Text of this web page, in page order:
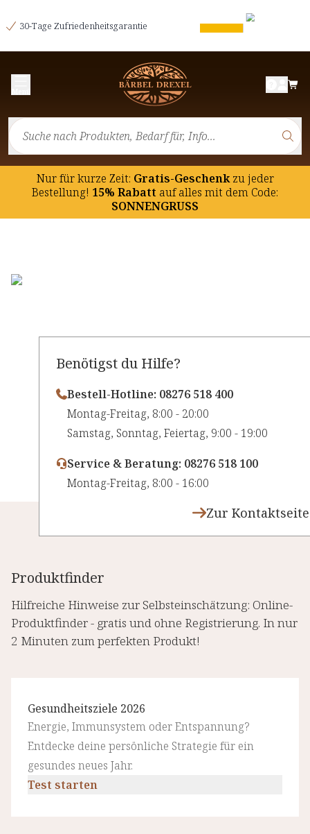
30-Tage Zufriedenheitsgarantie
Nur für kurze Zeit: Gratis-Geschenkzu jeder
Bestellung! 15% Rabatt auf alles mit dem Code:
SONNENGRUSS
Benötigst du Hilfe?
Bestell-Hotline: 08276 518 400
⁠Montag-Freitag, 8:00 - 20:00
⁠Samstag, Sonntag, Feiertag, 9:00 - 19:00
Service & Beratung: 08276 518 100
⁠Montag-Freitag, 8:00 - 16:00
Zur Kontaktseite
Produktfinder
Hilfreiche Hinweise zur Selbsteinschätzung: Online-
Produktfinder - gratis und ohne Registrierung. In nur
2 Minuten zum perfekten Produkt!
Gesundheitsziele 2026
Energie, Immunsystem oder Entspannung?
Entdecke deine persönliche Strategie für ein
gesundes neues Jahr.
Test starten